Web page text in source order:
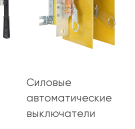
Силовые
автоматические
выключатели